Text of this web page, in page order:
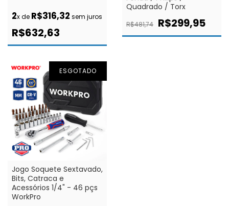
2x de R$316,32 sem juros
R$632,63
Quadrado / Torx
R$481,74 R$299,95
ESGOTADO
Jogo Soquete Sextavado,
Bits, Catraca e
Acessórios 1/4" - 46 pçs
WorkPro